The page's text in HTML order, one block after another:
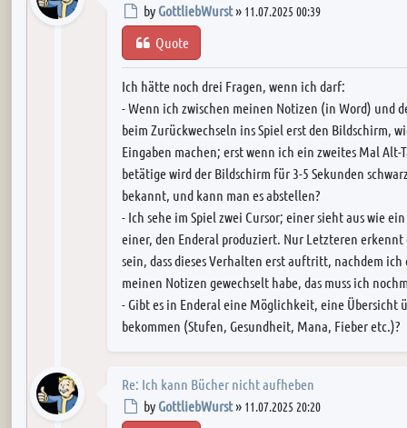
Post
by GottliebWurst» 11.07.2025 00:39
Quote
Ich hätte noch drei Fragen, wenn ich darf:
- Wenn ich zwischen meinen Notizen (in Word) und
beim Zurückwechseln ins Spiel erst den Bildschirm,
Eingaben machen; erst wenn ich ein zweites Mal
betätige wird der Bildschirm für 3-5 Sekunden
bekannt, und kann man es abstellen?
- Ich sehe im Spiel zwei Cursor; einer sieht aus wie
einer, den Enderal produziert. Nur Letzteren erkennt
sein, dass dieses Verhalten erst auftritt, nachdem
meinen Notizen gewechselt habe, das muss ich
- Gibt es in Enderal eine Möglichkeit, eine Übersicht
bekommen (Stufen, Gesundheit, Mana, Fieber etc.)?
Re: Ich kann Bücher nicht aufheben
Post
by GottliebWurst» 11.07.2025 20:20